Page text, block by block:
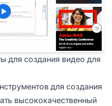
для создания видео для
для создания
высококачественный